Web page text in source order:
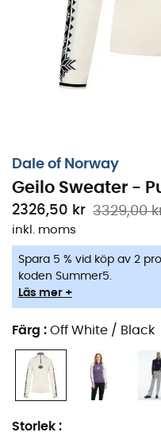
Dale of Norway
Geilo Sweater -
2326,50 kr 3329,00
inkl. moms
Spara 5 % vid köp av 2
koden Summer5.
Läs mer +
Färg : Off White / Black
Storlek :